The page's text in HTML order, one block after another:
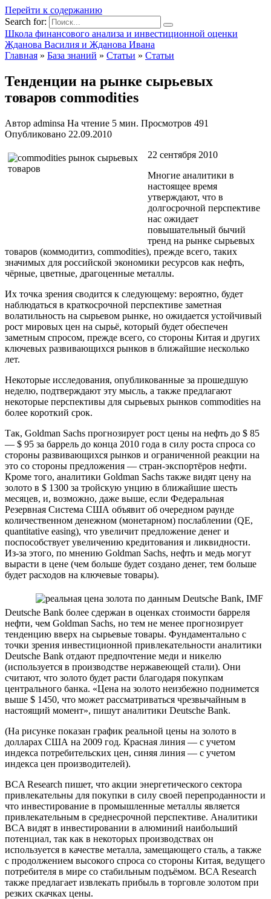
Перейти к содержанию
Search for:
Школа финансового анализа и инвестиционной оценки
Жданова Василия и Жданова Ивана
Главная » База знаний » Статьи » Статьи
Тенденции на рынке сырьевых
товаров commodities
Автор adminsa На чтение 5 мин. Просмотров 491
Опубликовано 22.09.2010
22 сентября 2010
Многие аналитики в
настоящее время
утверждают, что в
долгосрочной перспективе
нас ожидает
повышательный бычий
тренд на рынке сырьевых
товаров (коммодитиз, commodities), прежде всего, таких
значимых для российской экономики ресурсов как нефть,
чёрные, цветные, драгоценные металлы.
Их точка зрения сводится к следующему: вероятно, будет
наблюдаться в краткосрочной перспективе заметная
волатильность на сырьевом рынке, но ожидается устойчивый
рост мировых цен на сырьё, который будет обеспечен
заметным спросом, прежде всего, со стороны Китая и других
ключевых развивающихся рынков в ближайшие несколько
лет.
Некоторые исследования, опубликованные за прошедшую
неделю, подтверждают эту мысль, а также предлагают
некоторые перспективы для сырьевых рынков commodities на
более короткий срок.
Так, Goldman Sachs прогнозирует рост цены на нефть до $ 85
— $ 95 за баррель до конца 2010 года в силу роста спроса со
стороны развивающихся рынков и ограниченной реакции на
это со стороны предложения — стран-экспортёров нефти.
Кроме того, аналитики Goldman Sachs также видят цену на
золото в $ 1300 за тройскую унцию в ближайшие шесть
месяцев, и, возможно, даже выше, если Федеральная
Резервная Система США объявит об очередном раунде
количественном денежном (монетарном) послаблении (QE,
quantitative easing), что увеличит предложение денег и
поспособствует увеличению кредитования и ликвидности.
Из-за этого, по мнению Goldman Sachs, нефть и медь могут
вырасти в цене (чем больше будет создано денег, тем больше
будет расходов на ключевые товары).
Deutsche Bank более сдержан в оценках стоимости барреля
нефти, чем Goldman Sachs, но тем не менее прогнозирует
тенденцию вверх на сырьевые товары. Фундаментально с
точки зрения инвестиционной привлекательности аналитики
Deutsche Bank отдают предпочтение меди и никелю
(используется в производстве нержавеющей стали). Они
считают, что золото будет расти благодаря покупкам
центрального банка. «Цена на золото неизбежно поднимется
выше $ 1450, что может рассматриваться чрезвычайным в
настоящий момент», пишут аналитики Deutsche Bank.
(На рисунке показан график реальной цены на золото в
долларах США на 2009 год. Красная линия — с учетом
индекса потребительских цен, синяя линия — с учетом
индекса цен производителей).
BCA Research пишет, что акции энергетического сектора
привлекательны для покупки в силу своей перепроданности и
что инвестирование в промышленные металлы является
привлекательным в среднесрочной перспективе. Аналитики
BCA видят в инвестировании в алюминий наибольший
потенциал, так как в некоторых производствах он
используется в качестве металла, замещающего сталь, а также
с продолжением высокого спроса со стороны Китая, ведущего
потребителя в мире со стабильным подъёмом. BCA Research
также предлагает извлекать прибыль в торговле золотом при
резких скачках цены.